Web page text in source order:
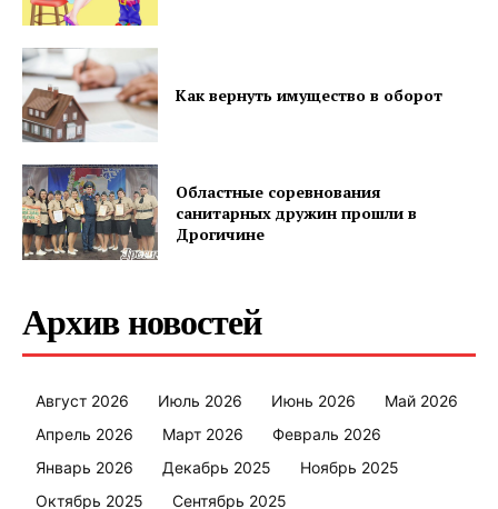
Как вернуть имущество в оборот
Областные соревнования
санитарных дружин прошли в
Дрогичине
Архив новостей
Август 2026 Июль 2026 Июнь 2026
Май 2026
Апрель 2026
Март 2026
Февраль 2026
Январь 2026
Декабрь 2025
Ноябрь 2025
Октябрь 2025
Сентябрь 2025